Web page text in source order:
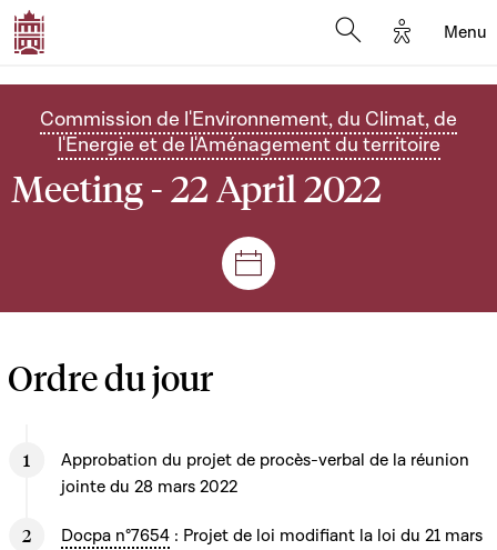
Options
Menu
Commission de l'Environnement, du Climat, de
l'Energie et de l'Aménagement du territoire
Meeting - 22 April 2022
Sessions and meetings
Ordre du jour
Approbation du projet de procès-verbal de la réunion
jointe du 28 mars 2022
Docpa n°7654 : Projet de loi modifiant la loi du 21 mars